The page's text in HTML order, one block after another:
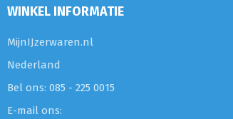
WINKEL INFORMATIE
MijnIJzerwaren.nl
Nederland
Bel ons: 085 - 225 0015
E-mail ons: